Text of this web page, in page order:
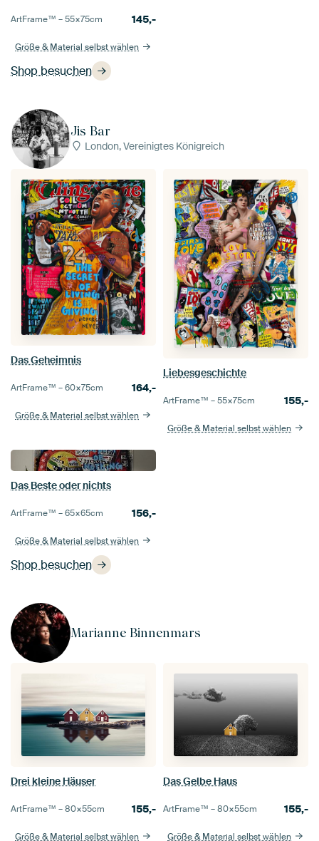
Shop besuchen
ArtFrame™ –55×75cm 145,-
Größe & Material selbst wählen
Jis Bar
London, Vereinigtes Königreich
Shop besuchen
Das Geheimnis
ArtFrame™ –60×75cm 164,-
Größe & Material selbst wählen
Liebesgeschichte
ArtFrame™ –55×75cm 155,-
Größe & Material selbst wählen
Das Beste oder nichts
ArtFrame™ –65×65cm 156,-
Größe & Material selbst wählen
Marianne Binnenmars
Drei kleine Häuser
ArtFrame™ –80×55cm 155,-
Größe & Material selbst wählen
Das Gelbe Haus
ArtFrame™ –80×55cm 155,-
Größe & Material selbst wählen